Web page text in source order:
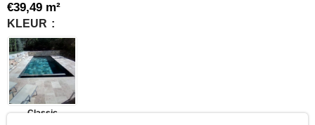
€39,49 m²
KLEUR
Classic